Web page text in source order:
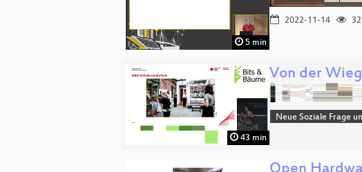
5 min
2022-11-14 32
43 min
Von der
Neue Soziale Frage